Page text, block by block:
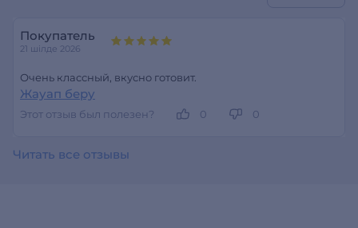
Покупатель
21 шілде 2026
Очень классный, вкусно готовит.
Жауап беру
Этот отзыв был полезен? 0 0
Читать все отзывы